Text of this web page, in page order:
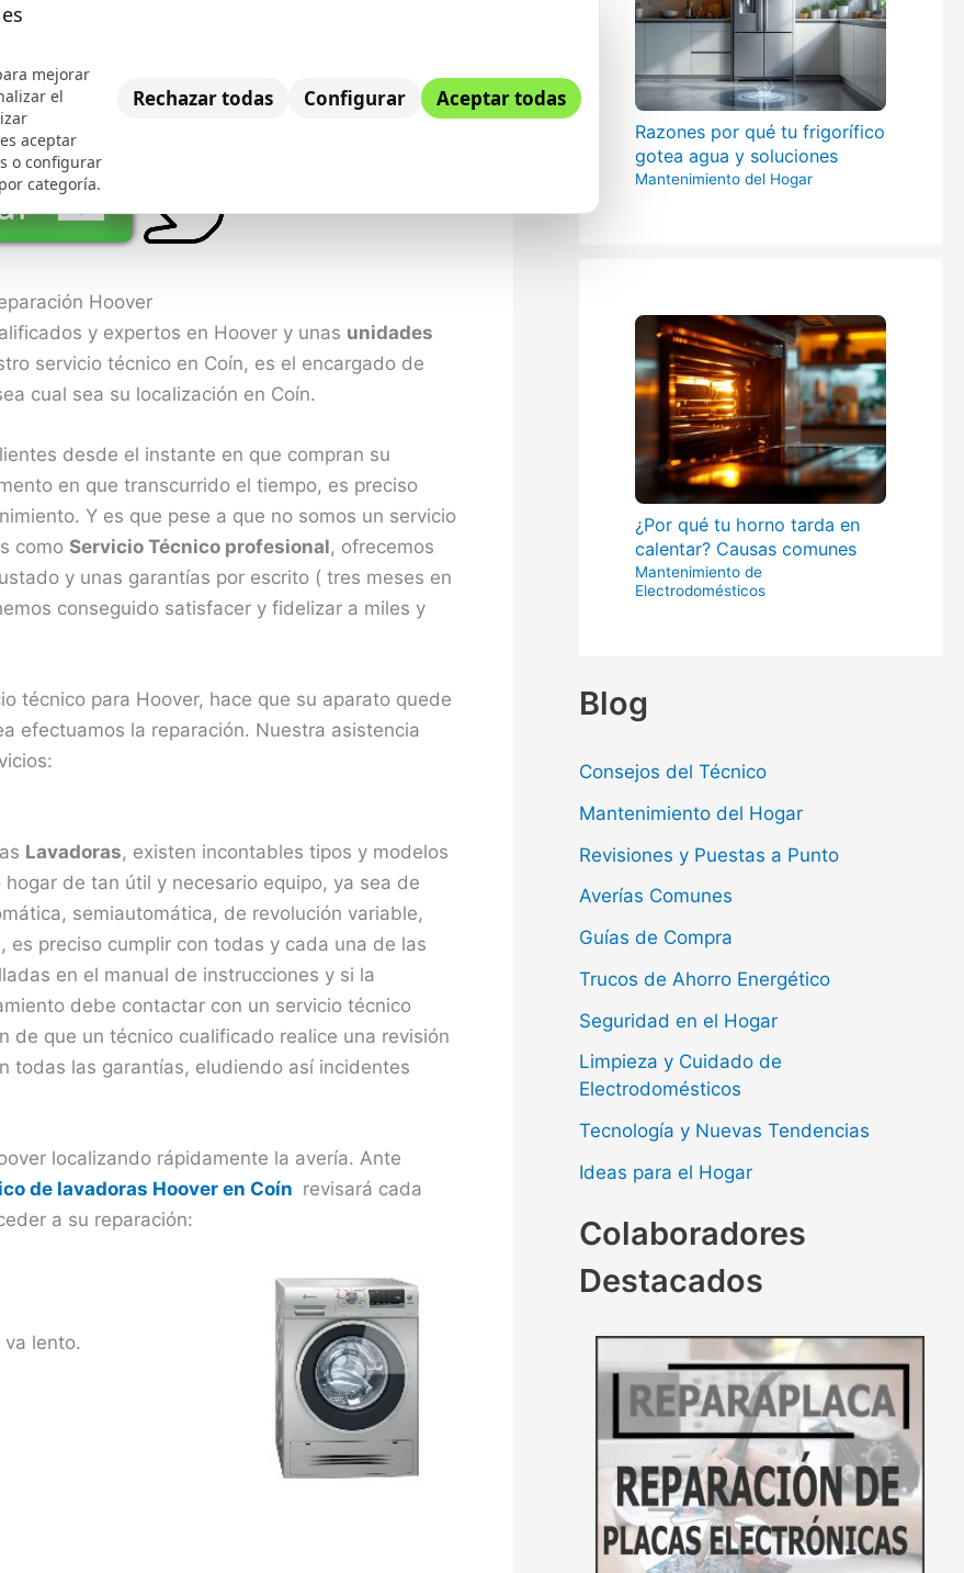
Hoover
y expertos en Hoover y unas unidades
servicio técnico en Coín, es el encargado de
cual sea su localización en Coín.
desde el instante en que compran su
en que transcurrido el tiempo, es preciso
Y es que pese a que no somos un servicio
como Servicio Técnico profesional, ofrecemos
y unas garantías por escrito ( tres meses en
conseguido satisfacer y fidelizar a miles y
técnico para Hoover, hace que su aparato quede
efectuamos la reparación. Nuestra asistencia
Lavadoras, existen incontables tipos y modelos
de tan útil y necesario equipo, ya sea de
semiautomática, de revolución variable,
preciso cumplir con todas y cada una de las
en el manual de instrucciones y si la
debe contactar con un servicio técnico
de que un técnico cualificado realice una revisión
todas las garantías, eludiendo así incidentes
localizando rápidamente la avería. Ante
de lavadoras Hoover en Coín revisará cada
a su reparación:
lento.
Razones por qué tu frigorífico
gotea agua y soluciones
Mantenimiento del Hogar
¿Por qué tu horno tarda en
calentar? Causas comunes
Mantenimiento de
Electrodomésticos
Blog
Consejos del Técnico
Mantenimiento del Hogar
Revisiones y Puestas a Punto
Averías Comunes
Guías de Compra
Trucos de Ahorro Energético
Seguridad en el Hogar
Limpieza y Cuidado de
Electrodomésticos
Tecnología y Nuevas Tendencias
Ideas para el Hogar
Colaboradores
Destacados
mejorar
el
aceptar
o configurar
categoría.
Rechazar todas Configurar Aceptar todas